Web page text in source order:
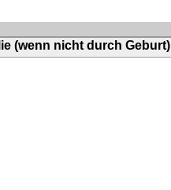
(wenn nicht durch Geburt)